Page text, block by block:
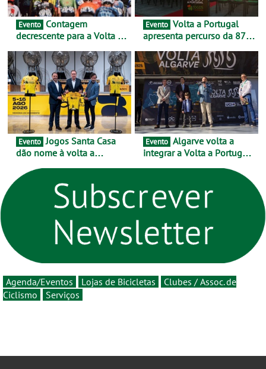
Evento
decrescente para a Volta a
as 17 equipas de 2026
Evento
apresenta percurso da 87.ª
novo ciclo rumo ao
centenário
Evento Jogos Santa Casa
dão nome à volta a
um novo ciclo da prova
rumo ao centenário - Volta
a Portugal em Bicicleta
estará na estrada entre 5 e
16 de agosto
Evento
integrar a Volta a Portugal
Agenda/Eventos Lojas de Bicicletas
Clubes / Assoc. de
Ciclismo
Serviços